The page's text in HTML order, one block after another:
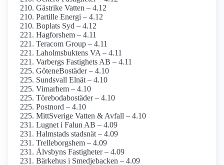
Gästrike Vatten – 4.12
Partille Energi – 4.12
Boplats Syd – 4.12
Hagforshem – 4.11
Teracom Group – 4.11
Laholmsbuktens VA – 4.11
Varbergs Fastighets AB – 4.11
GöteneBostäder – 4.10
Sundsvall Elnät – 4.10
Vimarhem – 4.10
Törebodabostäder – 4.10
Postnord – 4.10
MittSverige Vatten & Avfall – 4.10
Lugnet i Falun AB – 4.09
Halmstads stadsnät – 4.09
Trelleborgshem – 4.09
Älvsbyns Fastigheter – 4.09
Bärkehus i Smedjebacken – 4.09